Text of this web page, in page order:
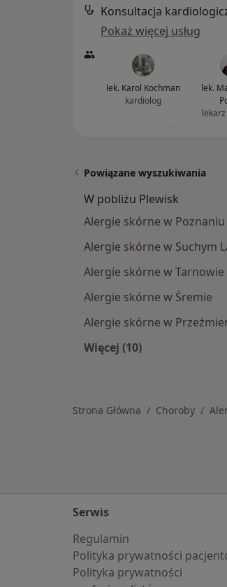
Konsultacja
Pokaż więcej usług
lek. Karol Kochman
kardiolog
lek.
Powiązane wyszukiwania
W pobliżu Plewisk
Alergie skórne w Poznaniu
Alergie skórne w Suchym
Alergie skórne w
Alergie skórne w Śremie
Alergie skórne w
Więcej (10)
Strona Główna Choroby
Serwis
Regulamin
Polityka prywatności
Polityka prywatności